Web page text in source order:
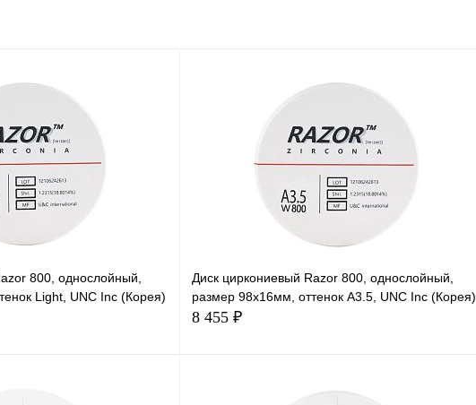
800, однослойный,
Light, UNC Inc (Корея)
Диск циркониевый Razor 800, однослойный,
размер 98х16мм, оттенок A3.5, UNC Inc (Корея)
8 455 ₽